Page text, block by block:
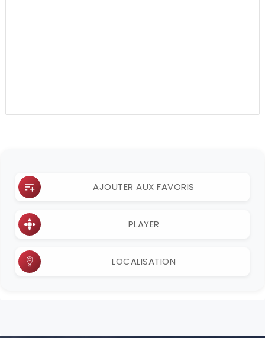
AJOUTER AUX FAVORIS
PLAYER
LOCALISATION